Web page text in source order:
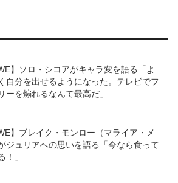
】ソロ・シコアがキャラ変を語る「よ
自分を出せるようになった。テレビでフ
ーを煽れるなんて最高だ」
】ブレイク・モンロー（マライア・メ
ジュリアへの思いを語る「今なら食って
！」